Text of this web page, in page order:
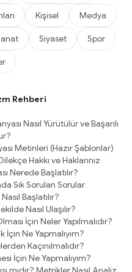
Kişisel Medya
Siyaset Spor
Rehberi
Nasıl Yürütülür ve Başarılı
Metinleri (Hazır Şablonlar)
Hakkı ve Haklarınız
Nerede Başlatılır?
Sık Sorulan Sorular
Başlatılır?
Nasıl Ulaşılır?
İçin Neler Yapılmalıdır?
Ne Yapmalıyım?
Kaçınılmalıdır?
İçin Ne Yapmalıyım?